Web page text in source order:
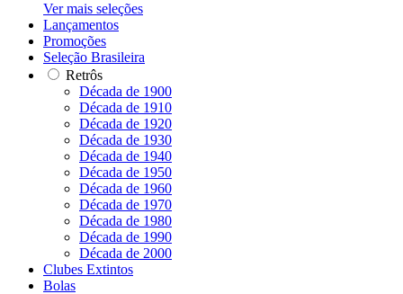
Ver mais seleções
Lançamentos
Promoções
Seleção Brasileira
Retrôs
Década de 1900
Década de 1910
Década de 1920
Década de 1930
Década de 1940
Década de 1950
Década de 1960
Década de 1970
Década de 1980
Década de 1990
Década de 2000
Clubes Extintos
Bolas